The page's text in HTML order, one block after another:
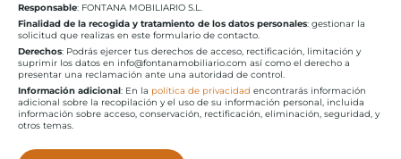
Responsable: FONTANA MOBILIARIO S.L.
Finalidad de la recogida y tratamiento de los datos personales: gestionar la
solicitud que realizas en este formulario de contacto.
Derechos: Podrás ejercer tus derechos de acceso, rectificación, limitación y
suprimir los datos en info@fontanamobiliario.com así como el derecho a
presentar una reclamación ante una autoridad de control.
Información adicional: En la política de privacidad encontrarás información
adicional sobre la recopilación y el uso de su información personal, incluida
información sobre acceso, conservación, rectificación, eliminación, seguridad, y
otros temas.